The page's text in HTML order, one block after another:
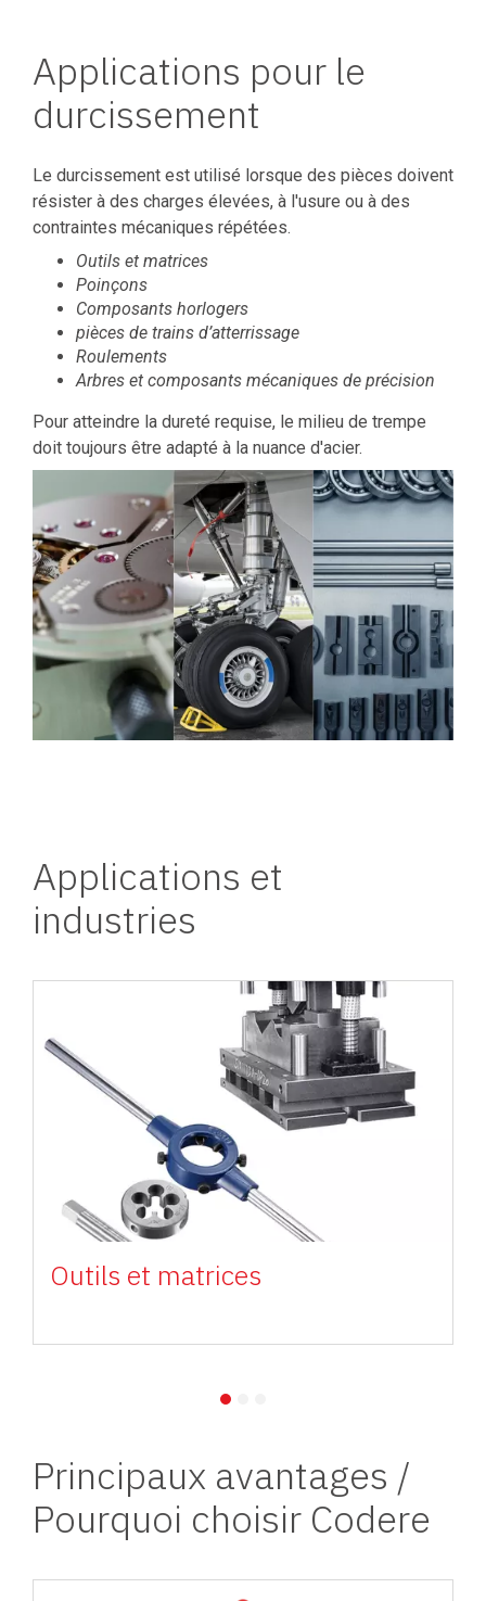
Applications pour le
durcissement
Le durcissement est utilisé lorsque des pièces doivent
résister à des charges élevées, à l'usure ou à des
contraintes mécaniques répétées.
Outils et matrices
Poinçons
Composants horlogers
pièces de trains d’atterrissage
Roulements
Arbres et composants mécaniques de précision
Pour atteindre la dureté requise, le milieu de trempe
doit toujours être adapté à la nuance d'acier.
Applications et
industries
Outils et matrices
Principaux avantages /
Pourquoi choisir Codere